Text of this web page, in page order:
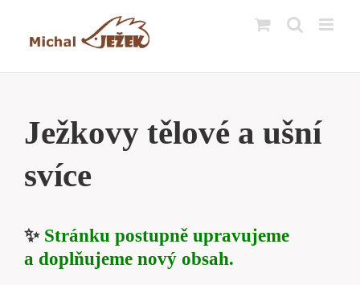
Ježkovy tělové a ušní
svíce
✨ Stránku postupně upravujeme
a doplňujeme nový obsah.